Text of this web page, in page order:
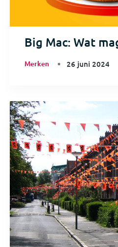
Big Mac: Wat
Merken 26 juni 2024